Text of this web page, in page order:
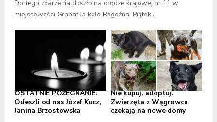
Do tego zdarzenia doszło na drodze krajowej nr 11 w
miejscowości Grabatka koło Rogoźna. Piątek,...
OSTATNIE POŻEGNANIE:
Odeszli od nas Józef Kucz,
Janina Brzostowska
Nie kupuj, adoptuj.
Zwierzęta z Wągrowca
czekają na nowe domy